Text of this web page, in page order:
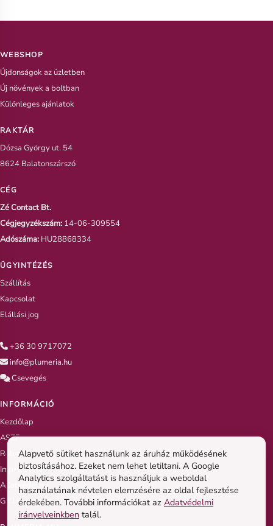
WEBSHOP
Újdonságok az üzletben
Új növények a boltban
Különleges ajánlatok
RAKTÁR
Dózsa György ut. 54
8624 Balatonszárszó
CÉG
Zé Contact Bt.
Cégjegyzékszám: 14-06-309554
Adószáma: HU28868334
ÜGYINTÉZÉS
Szállítás
Kapcsolat
Elállási jog
+36 30 9717072
info@plumeria.hu
Csevegés
INFORMÁCIÓ
Kezdőlap
ASZF
Rólunk
Impresszum
Adatvédelem
G.Y.I.K
Alapvető sütiket használunk az áruház működésének
biztosításához. Ezeket nem lehet letiltani. A Google
Analytics szolgáltatást is használjuk a weboldal
használatának névtelen elemzésére az oldal fejlesztése
érdekében. További információkat az Adatvédelmi
irányelveinkben talál.